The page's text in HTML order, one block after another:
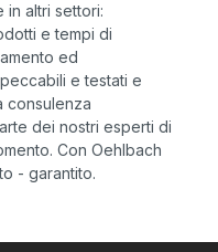
in altri settori:
e tempi di
ed
e testati e
consulenza
dei nostri esperti di
Con Oehlbach
- garantito.